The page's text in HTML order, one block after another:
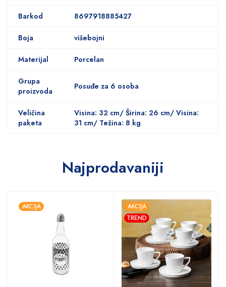
Barkod 8697918885427
Boja višebojni
Materijal Porcelan
Grupa
proizvoda
Posuđe za 6 osoba
Veličina
paketa
Visina: 32 cm/ Širina: 26 cm/ Visina:
31 cm/ Težina: 8 kg
Najprodavaniji
AKCIJA
AKCIJA
TREND